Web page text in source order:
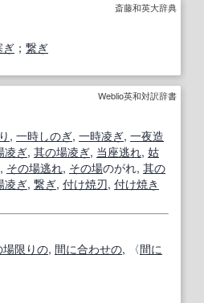
斎藤和英大辞典
ぎ ； 繋ぎ
Weblio英和対訳辞書
, 一時しのぎ, 一時凌ぎ, 一夜造
凌ぎ, 其の場凌ぎ, 当座逃れ, 姑
その場逃れ, その場のがれ, 其の
凌ぎ, 繋ぎ, 付け焼刃, 付け焼き
場限りの, 間に合わせの, 〈間に